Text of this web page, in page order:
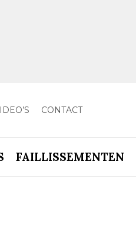
CONTACT
FAILLISSEMENTEN